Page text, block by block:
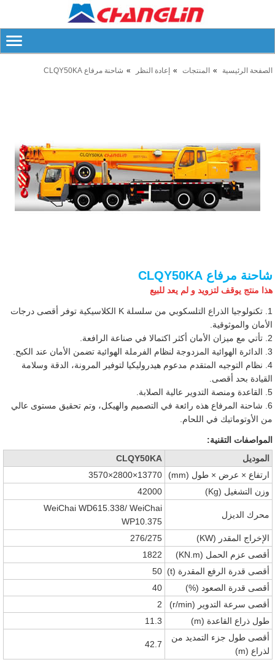
الصفحة الرئيسية المنتجات إعادة النظر شاحنة مرفاع CLQY50KA
شاحنة مرفاع CLQY50KA
هذا منتج يوقف لتزويد و لم يعد للبيع
1. تكنولوجيا الذراع التلسكوبي من سلسلة K الكلاسيكية توفر أقصى درجات
الأمان والموثوقية.
2. تأتي مع ميزان الأمان أكثر اكتمالا في صناعة الرافعة.
3. الدائرة الهوائية المزدوجة لنظام الفرملة الهوائية تضمن الأمان عند الكبح.
4. نظام التوجيه المتقدم مدعوم هيدروليكيا لتوفير المرونة، الدقة وسلامة
القيادة بحد أقصى.
5. القاعدة ومنصة التدوير عالية الصلابة.
6. شاحنة المرفاع هذه رائعة في التصميم والهيكل، وتم تحقيق مستوى عالي
من الأوتوماتيك في اللحام.
المواصفات التقنية:
الموديل
CLQY50KA
ارتفاع × عرض × طول (mm)
13770×2800×3570
وزن التشغيل (Kg)
42000
محرك الديزل
WeiChai WD615.338/ WeiChai
WP10.375
الإخراج المقدر (KW)
276/275
أقصى عزم الحمل (KN.m)
1822
أقصى قدرة الرفع المقدرة (t)
50
أقصى قدرة الصعود (%)
40
أقصى سرعة التدوير (r/min)
2
طول ذراع القاعدة (m)
11.3
أقصى طول جزء التمديد من
لذراع (m)
42.7